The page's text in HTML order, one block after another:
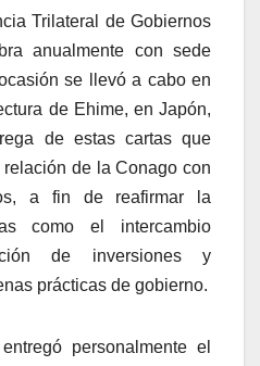
Trilateral de Gobiernos
anualmente con sede
se llevó a cabo en
de Ehime, en Japón,
de estas cartas que
de la Conago con
a fin de reafirmar la
como el intercambio
de inversiones y
prácticas de gobierno.
personalmente el